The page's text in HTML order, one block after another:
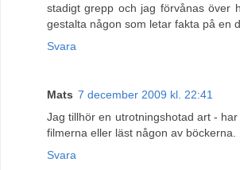
stadigt grepp och jag förvånas över
gestalta någon som letar fakta på en
Svara
Mats 7 december 2009 kl. 22:41
Jag tillhör en utrotningshotad art -
filmerna eller läst någon av böckerna.
Svara